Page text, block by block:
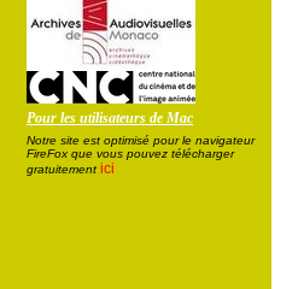
Pour les utilisateurs de Mac
Notre site est optimisé pour le navigateur
FireFox que vous pouvez télécharger
gratuitement ici